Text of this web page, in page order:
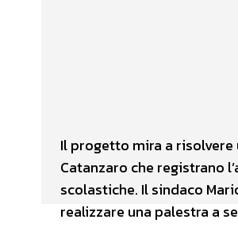
Il progetto mira a
Catanzaro che registrano
scolastiche. Il sindaco
realizzare una palestra a